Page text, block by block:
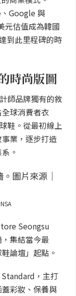
Google 與
元估值成為韓國
到此里程碑的時
時尚版圖
師品牌獨有的敘
球消費者衣
鞋。從最初線上
業，逐步打造
。
Seongsu
集結當今最
論壇」起點。
，主打
彩妝、保養與